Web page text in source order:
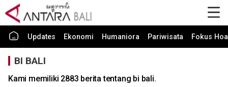
Updates Ekonomi Humaniora Pariwisata Fokus
BI BALI
Kami memiliki 2883 berita tentang bi bali.